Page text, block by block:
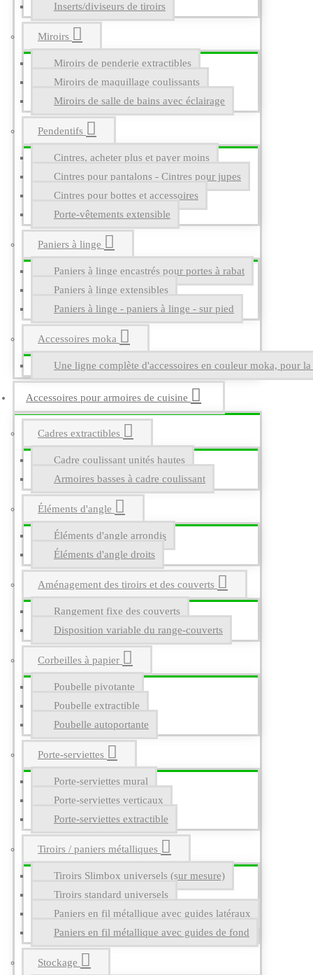
Inserts/diviseurs de tiroirs
Miroirs
Miroirs de penderie extractibles
Miroirs de maquillage coulissants
Miroirs de salle de bains avec éclairage
Pendentifs
Cintres, acheter plus et payer moins
Cintres pour pantalons - Cintres pour jupes
Cintres pour bottes et accessoires
Porte-vêtements extensible
Paniers à linge
Paniers à linge encastrés pour portes à rabat
Paniers à linge extensibles
Paniers à linge - paniers à linge - sur pied
Accessoires moka
Une ligne complète d'accessoires en couleur moka, pour
Accessoires pour armoires de cuisine
Cadres extractibles
Cadre coulissant unités hautes
Armoires basses à cadre coulissant
Éléments d'angle
Éléments d'angle arrondis
Éléments d'angle droits
Aménagement des tiroirs et des couverts
Rangement fixe des couverts
Disposition variable du range-couverts
Corbeilles à papier
Poubelle pivotante
Poubelle extractible
Poubelle autoportante
Porte-serviettes
Porte-serviettes mural
Porte-serviettes verticaux
Porte-serviettes extractible
Tiroirs / paniers métalliques
Tiroirs Slimbox universels (sur mesure)
Tiroirs standard universels
Paniers en fil métallique avec guides latéraux
Paniers en fil métallique avec guides de fond
Stockage